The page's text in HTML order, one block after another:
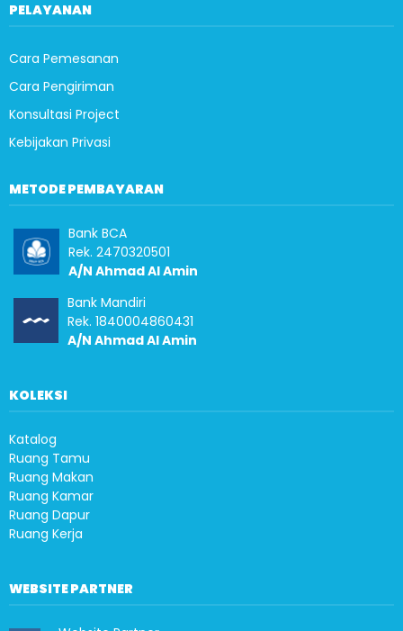
PELAYANAN
Cara Pemesanan
Cara Pengiriman
Konsultasi Project
Kebijakan Privasi
METODE PEMBAYARAN
Bank BCA
Rek. 2470320501
A/N Ahmad Al Amin
Bank Mandiri
Rek. 1840004860431
A/N Ahmad Al Amin
KOLEKSI
Katalog
Ruang Tamu
Ruang Makan
Ruang Kamar
Ruang Dapur
Ruang Kerja
WEBSITE PARTNER